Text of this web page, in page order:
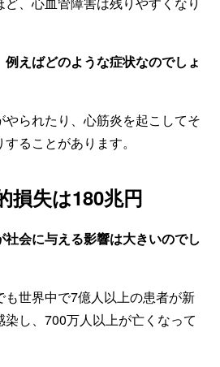
えばどのような症状なのでしょ
やられたり、心筋炎を起こしてそ
ることがあります。
損失は180兆円
会に与える影響は大きいのでし
世界中で7億人以上の患者が新
し、700万人以上が亡くなって